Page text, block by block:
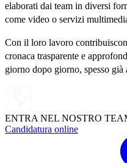
elaborati dai team in diversi
come video o servizi
Con il loro lavoro
cronaca trasparente e
giorno dopo giorno, spesso
ENTRA NEL NOSTRO
Candidatura online